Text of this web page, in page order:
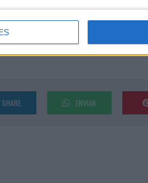
de TV y Gráfica en FIAP, New York Festival,
prestigiosos festivales publicitarios del mundo (2
otros. Asimismo ha sido Presidente del Club de
SHARE ENVIAR